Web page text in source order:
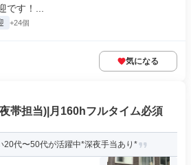
です！...
+24個
気になる
帯担当)|月160hフルタイム必須
20代〜50代が活躍中*深夜手当あり*